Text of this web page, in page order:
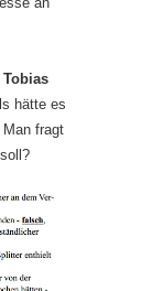
Tobias
hätte es
Man fragt